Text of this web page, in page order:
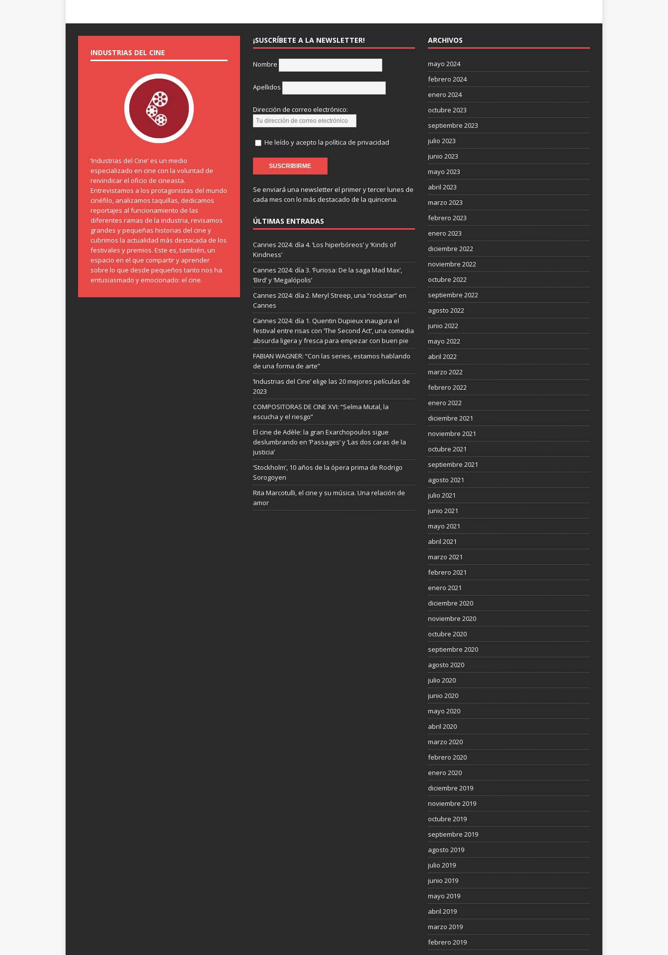
INDUSTRIAS DEL CINE
‘Industrias del Cine’ es un medio
especializado en cine con la voluntad de
reivindicar el oficio de cineasta.
Entrevistamos a los protagonistas del mundo
cinéfilo, analizamos taquillas, dedicamos
reportajes al funcionamiento de las
diferentes ramas de la industria, revisamos
grandes y pequeñas historias del cine y
cubrimos la actualidad más destacada de los
festivales y premios. Este es, también, un
espacio en el que compartir y aprender
sobre lo que desde pequeños tanto nos ha
entusiasmado y emocionado: el cine.
¡SUSCRÍBETE A LA NEWSLETTER!
Nombre
Apellidos
Dirección de correo electrónico:
He leído y acepto la política de privacidad
Se enviará una newsletter el primer y tercer lunes de
cada mes con lo más destacado de la quincena.
ÚLTIMAS ENTRADAS
Cannes 2024: día 4. ‘Los hiperbóreos’ y ‘Kinds of
Kindness’
Cannes 2024: día 3. ‘Furiosa: De la saga Mad Max’,
‘Bird’ y ‘Megalópolis’
Cannes 2024: día 2. Meryl Streep, una “rockstar” en
Cannes
Cannes 2024: día 1. Quentin Dupieux inaugura el
festival entre risas con ‘The Second Act’, una comedia
absurda ligera y fresca para empezar con buen pie
FABIAN WAGNER: “Con las series, estamos hablando
de una forma de arte”
‘Industrias del Cine’ elige las 20 mejores películas de
2023
COMPOSITORAS DE CINE XVI: “Selma Mutal, la
escucha y el riesgo”
El cine de Adèle: la gran Exarchopoulos sigue
deslumbrando en ’Passages’ y ’Las dos caras de la
justicia’
‘Stockholm’, 10 años de la ópera prima de Rodrigo
Sorogoyen
Rita Marcotulli, el cine y su música. Una relación de
amor
ARCHIVOS
mayo 2024
febrero 2024
enero 2024
octubre 2023
septiembre 2023
julio 2023
junio 2023
mayo 2023
abril 2023
marzo 2023
febrero 2023
enero 2023
diciembre 2022
noviembre 2022
octubre 2022
septiembre 2022
agosto 2022
junio 2022
mayo 2022
abril 2022
marzo 2022
febrero 2022
enero 2022
diciembre 2021
noviembre 2021
octubre 2021
septiembre 2021
agosto 2021
julio 2021
junio 2021
mayo 2021
abril 2021
marzo 2021
febrero 2021
enero 2021
diciembre 2020
noviembre 2020
octubre 2020
septiembre 2020
agosto 2020
julio 2020
junio 2020
mayo 2020
abril 2020
marzo 2020
febrero 2020
enero 2020
diciembre 2019
noviembre 2019
octubre 2019
septiembre 2019
agosto 2019
julio 2019
junio 2019
mayo 2019
abril 2019
marzo 2019
febrero 2019